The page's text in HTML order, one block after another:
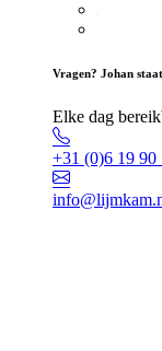
Vragen? Johan
Elke dag
+31 (0)6 19 90